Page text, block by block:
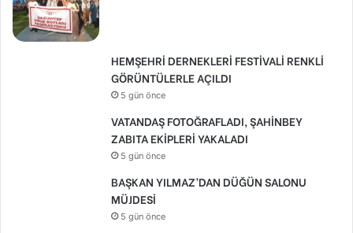
HEMŞEHRİ DERNEKLERİ FESTİVALİ RENKLİ
GÖRÜNTÜLERLE AÇILDI
5 gün önce
VATANDAŞ FOTOĞRAFLADI, ŞAHİNBEY
ZABITA EKİPLERİ YAKALADI
5 gün önce
BAŞKAN YILMAZ’DAN DÜĞÜN SALONU
MÜJDESİ
5 gün önce